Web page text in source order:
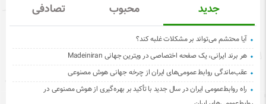
جدید محبوب تصادفی
آیا محتشم می‌تواند بر مشکلات غلبه کند؟
هر برند ایرانی، یک صفحه اختصاصی در ویترین جهانی Madeiniran
عقب‌ماندگی روابط عمومی‌های ایران از چرخه جهانی هوش مصنوعی
راه روابط‌عمومی ایران در سال جدید با تأکید بر بهره‌گیری از هوش مصنوعی در